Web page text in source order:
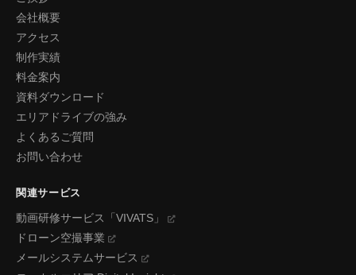
会社概要
アクセス
制作実績
料金案内
資料ダウンロード
エリアドライブの強み
よくあるご質問
お問い合わせ
関連サービス
動画研修サービス「VIVATS」
ドローン空撮事業
メールシステムサービス